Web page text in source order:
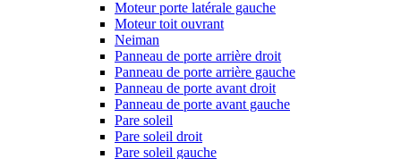
Moteur porte latérale gauche
Moteur toit ouvrant
Neiman
Panneau de porte arrière droit
Panneau de porte arrière gauche
Panneau de porte avant droit
Panneau de porte avant gauche
Pare soleil
Pare soleil droit
Pare soleil gauche